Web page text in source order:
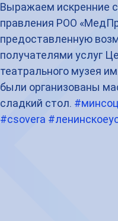
Выражаем искренние
правления РОО
предоставленную
получателями услуг
театрального музея
были организованы
сладкий стол.
#csovera